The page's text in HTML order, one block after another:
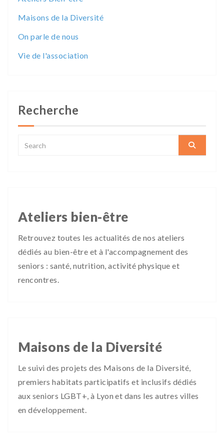
Maisons de la Diversité
On parle de nous
Vie de l'association
Recherche
Ateliers bien-être
Retrouvez toutes les actualités de nos ateliers
dédiés au bien-être et à l'accompagnement des
seniors : santé, nutrition, activité physique et
rencontres.
Maisons de la Diversité
Le suivi des projets des Maisons de la Diversité,
premiers habitats participatifs et inclusifs dédiés
aux seniors LGBT+, à Lyon et dans les autres villes
en développement.